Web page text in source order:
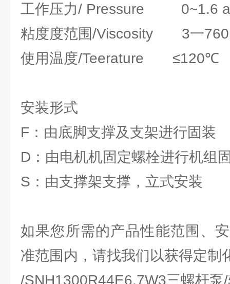
工作压力/ Pressure 0~1.6 a
粘度度范围/Viscosity 3一
使用温度/Teerature ≤120℃
安装形式
F：由底脚支撑及支架进行固装
D：由电机机固定螺栓进行机组
S：由支撑架支撑，立式安装
如果您所需的产品性能范围、
准范围内，请找我们以获得定制
/SNH1300R44E6.7W3三螺杆泵